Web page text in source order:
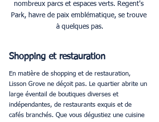
nombreux parcs et espaces verts. Regent's
Park, havre de paix emblématique, se trouve
à quelques pas.
Shopping et restauration
En matière de shopping et de restauration,
Lisson Grove ne déçoit pas. Le quartier abrite un
large éventail de boutiques diverses et
indépendantes, de restaurants exquis et de
cafés branchés. Que vous dégustiez une cuisine